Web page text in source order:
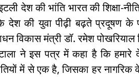
देश की भांति भारत की शिक्षा-
देश की युवा पीढ़ी बढ़ते प्रदूषण
विकास मंत्री डॉ. रमेश
ने इस पत्र में कहा है कि
में से एक है, जिसका हर नागरिक